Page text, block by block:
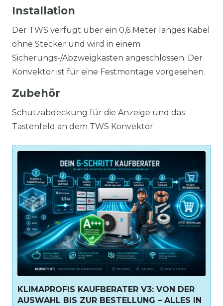
Installation
Der TWS verfügt über ein 0,6 Meter langes Kabel
ohne Stecker und wird in einem
Sicherungs-/Abzweigkasten angeschlossen. Der
Konvektor ist für eine Festmontage vorgesehen.
Zubehör
Schutzabdeckung für die Anzeige und das
Tastenfeld an dem TWS Konvektor.
KLIMAPROFIS KAUFBERATER V3: VON DER
AUSWAHL BIS ZUR BESTELLUNG – ALLES IN